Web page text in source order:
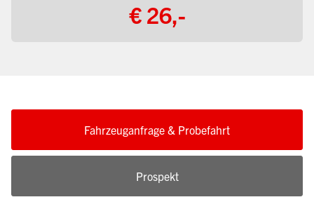
€ 26,-
Fahrzeuganfrage & Probefahrt
Prospekt